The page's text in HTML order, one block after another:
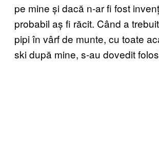
pe mine și dacă n-ar fi fost
probabil aș fi răcit. Când a
pipi în vârf de munte, cu toate
ski după mine, s-au dovedit